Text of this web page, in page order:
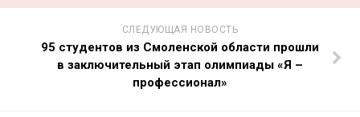
СЛЕДУЮЩАЯ НОВОСТЬ
95 студентов из Смоленской области прошли
в заключительный этап олимпиады «Я –
профессионал»